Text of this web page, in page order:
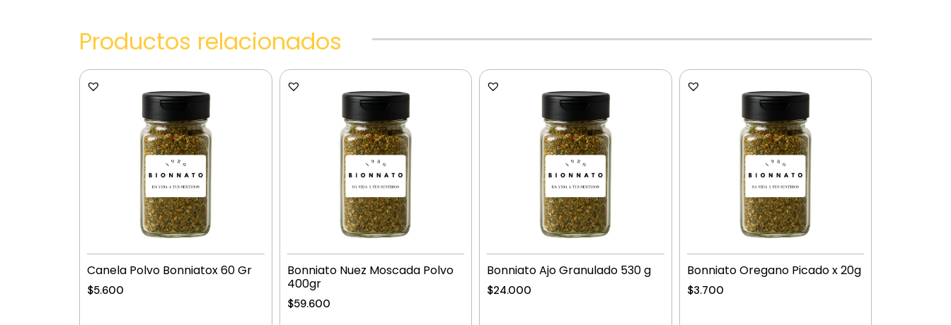
Productos relacionados
Canela Polvo Bonniatox 60 Gr
$5.600
Bonniato Nuez Moscada Polvo
400gr
$59.600
Bonniato Ajo Granulado 530 g
$24.000
Bonniato Oregano Picado x 20g
$3.700